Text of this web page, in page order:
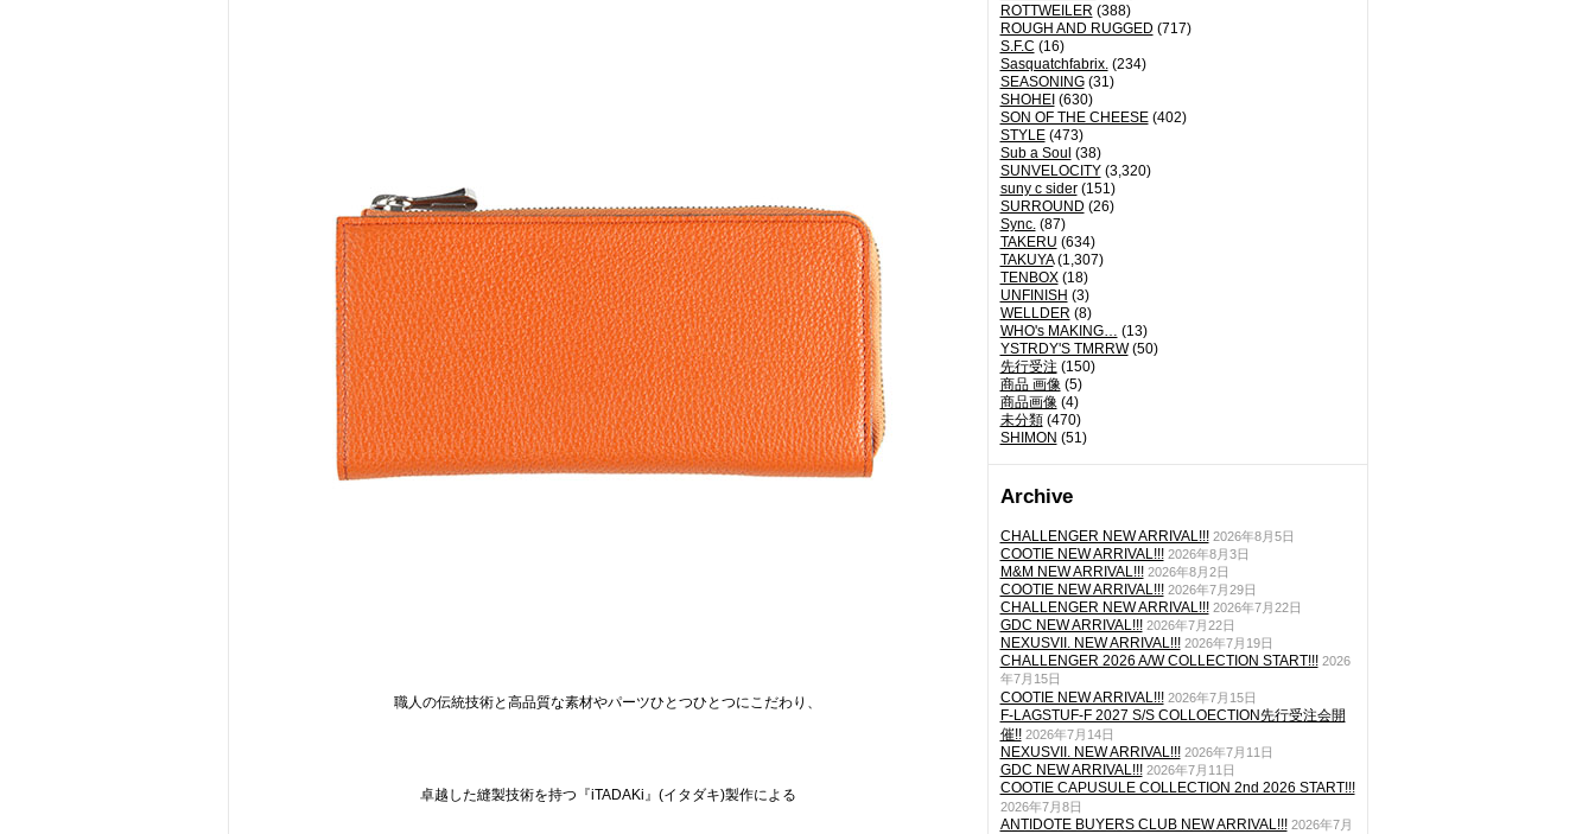
ROTTWEILER (388)
ROUGH AND RUGGED (717)
S.F.C (16)
Sasquatchfabrix.(234)
SEASONING(31)
SHOHEI (630)
SON OF THE CHEESE(402)
STYLE(473)
Sub a Soul (38)
SUNVELOCITY(3,320)
suny c sider(151)
SURROUND (26)
Sync.(87)
TAKERU (634)
TAKUYA(1,307)
TENBOX(18)
UNFINISH (3)
WELLDER (8)
WHO's MAKING… (13)
YSTRDY'S TMRRW(50)
先行受注 (150)
商品 画像(5)
商品画像(4)
未分類(470)
SHIMON (51)
Archive
CHALLENGER NEW ARRIVAL!!! 2026年8月5日
COOTIE NEW ARRIVAL!!! 2026年8月3日
M&M NEW ARRIVAL!!! 2026年8月2日
COOTIE NEW ARRIVAL!!! 2026年7月29日
CHALLENGER NEW ARRIVAL!!! 2026年7月22日
GDC NEW ARRIVAL!!! 2026年7月22日
NEXUSVII. NEW ARRIVAL!!! 2026年7月19日
CHALLENGER 2026 A/W COLLECTION START!!! 2026
年7月15日
COOTIE NEW ARRIVAL!!! 2026年7月15日
F-LAGSTUF-F 2027 S/S COLLOECTION先行受注会開
催!! 2026年7月14日
NEXUSVII. NEW ARRIVAL!!! 2026年7月11日
GDC NEW ARRIVAL!!! 2026年7月11日
COOTIE CAPUSULE COLLECTION 2nd 2026 START!!!
2026年7月8日
ANTIDOTE BUYERS CLUB NEW ARRIVAL!!! 2026年7月
職人の伝統技術と高品質な素材やパーツひとつひとつにこだわり、
卓越した縫製技術を持つ『iTADAKi』(イタダキ)製作による